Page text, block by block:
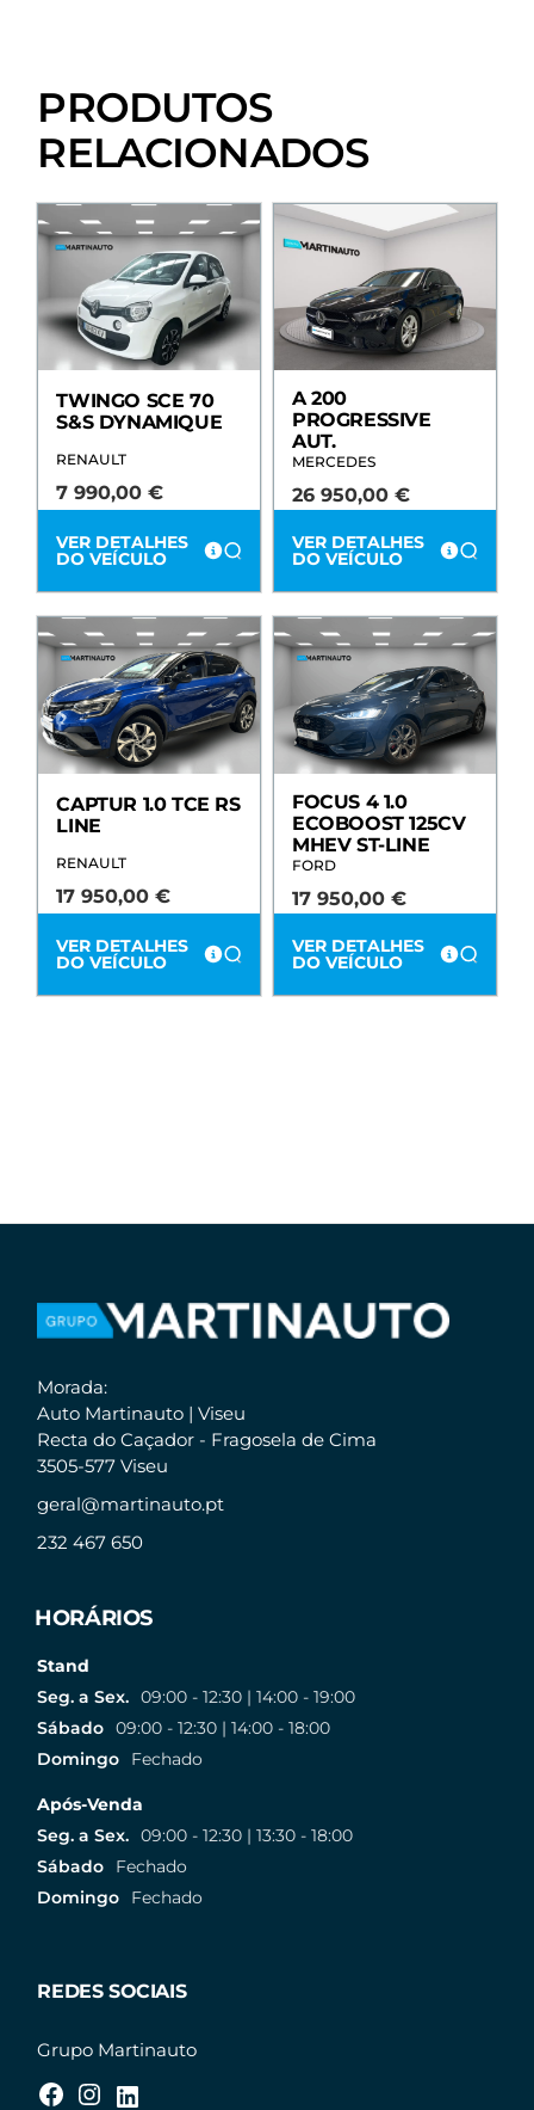
PRODUTOS
RELACIONADOS
TWINGO SCE 70
S&S DYNAMIQUE
RENAULT
7 990,00€
VER DETALHES
DO VEÍCULO
A 200
PROGRESSIVE
AUT.
MERCEDES
26 950,00 €
VER DETALHES
DO VEÍCULO
CAPTUR 1.0 TCE RS
LINE
RENAULT
17 950,00€
VER DETALHES
DO VEÍCULO
FOCUS 4 1.0
ECOBOOST 125CV
MHEV ST-LINE
FORD
17 950,00 €
VER DETALHES
DO VEÍCULO
Morada:
Auto Martinauto | Viseu
Recta do Caçador - Fragosela de Cima
3505-577 Viseu
geral@martinauto.pt
232 467 650
HORÁRIOS
Stand
Seg. a Sex. 09:00 - 12:30 | 14:00 - 19:00
Sábado 09:00 - 12:30 | 14:00 - 18:00
Domingo
Fechado
Após-Venda
Seg. a Sex. 09:00 - 12:30 | 13:30 - 18:00
Sábado
Fechado
Domingo
Fechado
REDES SOCIAIS
Grupo Martinauto